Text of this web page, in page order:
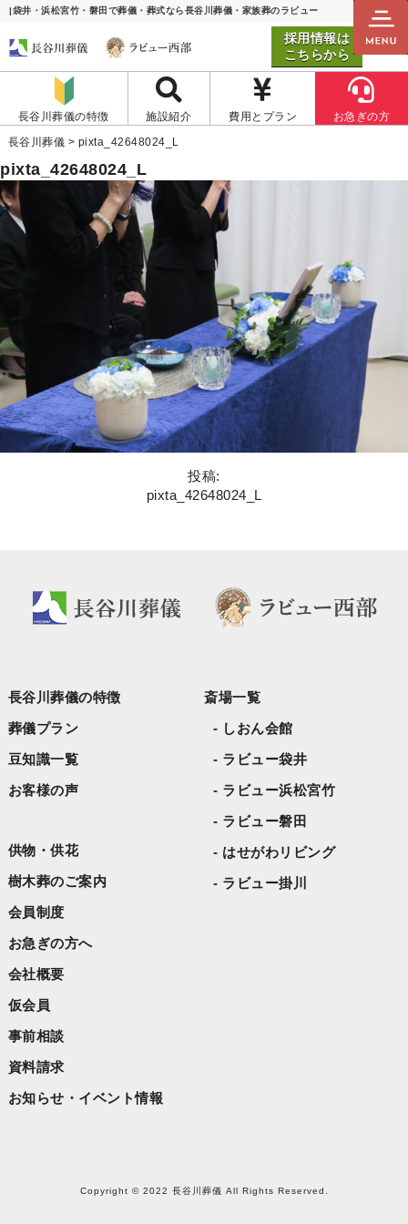
|袋井・浜松宮竹・磐田で葬儀・葬式なら長谷川葬儀・家族葬のラビュー
採用情報は
こちらから
長谷川葬儀の特徴 施設紹介 費用とプラン お急ぎの方
長谷川葬儀 > pixta_42648024_L
pixta_42648024_L
投稿:
pixta_42648024_L
長谷川葬儀の特徴
葬儀プラン
豆知識一覧
お客様の声
斎場一覧
しおん会館
ラビュー袋井
ラビュー浜松宮竹
ラビュー磐田
はせがわリビング
ラビュー掛川
供物・供花
樹木葬のご案内
会員制度
お急ぎの方へ
会社概要
仮会員
事前相談
資料請求
お知らせ・イベント情報
Copyright © 2022 長谷川葬儀 All Rights Reserved.